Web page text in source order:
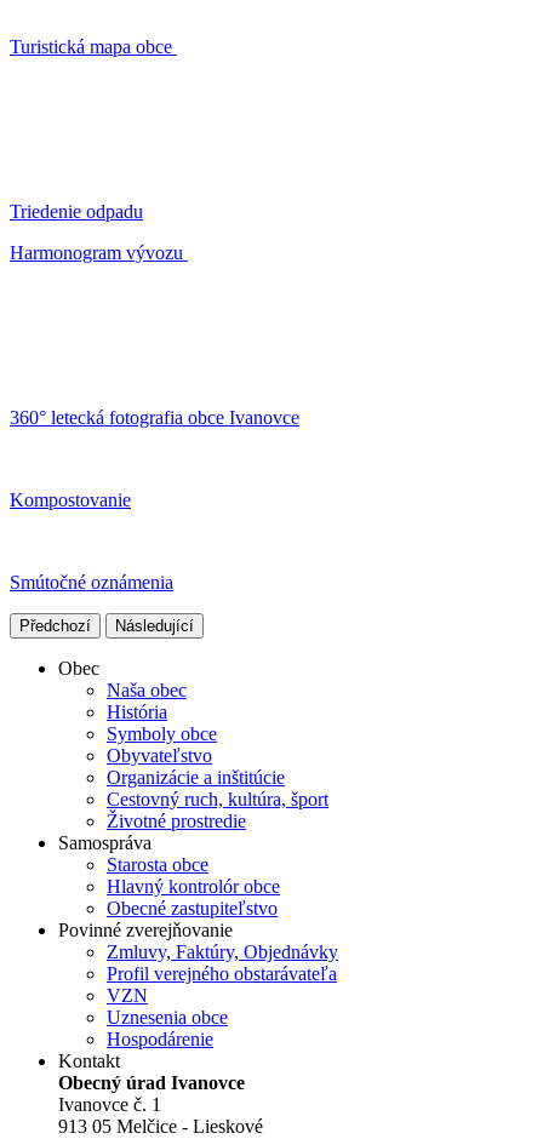
Turistická mapa obce
Triedenie odpadu
Harmonogram vývozu
360° letecká fotografia obce Ivanovce
Kompostovanie
Smútočné oznámenia
Předchozí Následující
Obec
Naša obec
História
Symboly obce
Obyvateľstvo
Organizácie a inštitúcie
Cestovný ruch, kultúra, šport
Životné prostredie
Samospráva
Starosta obce
Hlavný kontrolór obce
Obecné zastupiteľstvo
Povinné zverejňovanie
Zmluvy, Faktúry, Objednávky
Profil verejného obstarávateľa
VZN
Uznesenia obce
Hospodárenie
Kontakt
Obecný úrad Ivanovce
Ivanovce č. 1
913 05 Melčice - Lieskové